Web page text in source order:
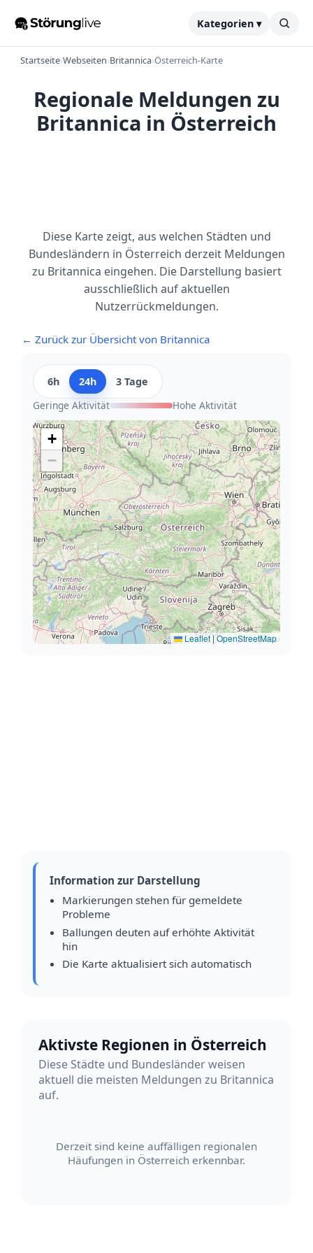
Kategorien ▾
Startseite›Webseiten›Britannica›Österreich-Karte
Regionale Meldungen zu
Britannica in Österreich
Diese Karte zeigt, aus welchen Städten und
Bundesländern in Österreich derzeit Meldungen
zu Britannica eingehen. Die Darstellung basiert
ausschließlich auf aktuellen
Nutzerrückmeldungen.
← Zurück zur Übersicht von Britannica
6h 24h
3 Tage
Geringe Aktivität
Hohe Aktivität
+
−
Leaflet| OpenStreetMap
Information zur Darstellung
Markierungen stehen für gemeldete
Probleme
Ballungen deuten auf erhöhte Aktivität
hin
Die Karte aktualisiert sich automatisch
Aktivste Regionen in Österreich
Diese Städte und Bundesländer weisen
aktuell die meisten Meldungen zu Britannica
auf.
Derzeit sind keine auffälligen regionalen
Häufungen in Österreich erkennbar.